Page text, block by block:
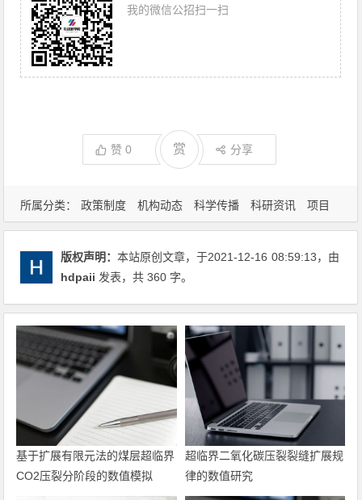
所属分类： 政策制度 机构动态 科学传播 科研资讯
项目
信息
我的微信公招扫一扫
赞0 赏 分享
版权声明：本站原创文章，于2021-12-16 08:59:13，由
hdpaii 发表，共 360 字。
基于扩展有限元法的煤层超临界
CO2压裂分阶段的数值模拟
超临界二氧化碳压裂裂缝扩展规
律的数值研究